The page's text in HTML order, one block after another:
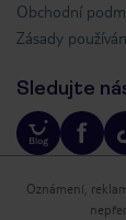
Obchodní
Zásady
Sledujte
Oznámení,